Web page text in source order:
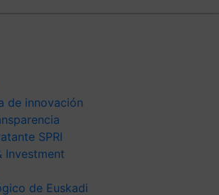
de innovación
SPRI
Investment
de Euskadi